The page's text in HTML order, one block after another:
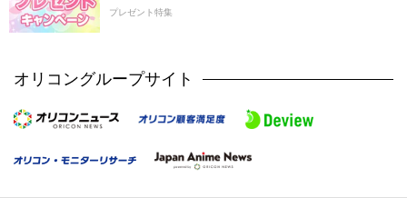
プレゼント特集
オリコングループサイト